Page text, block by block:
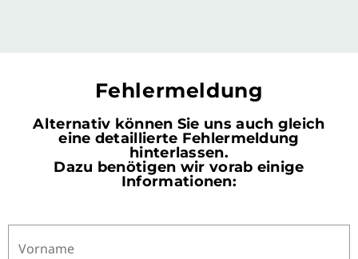
Fehlermeldung
Alternativ können Sie uns auch gleich
eine detaillierte Fehlermeldung
hinterlassen.
Dazu benötigen wir vorab einige
Informationen: